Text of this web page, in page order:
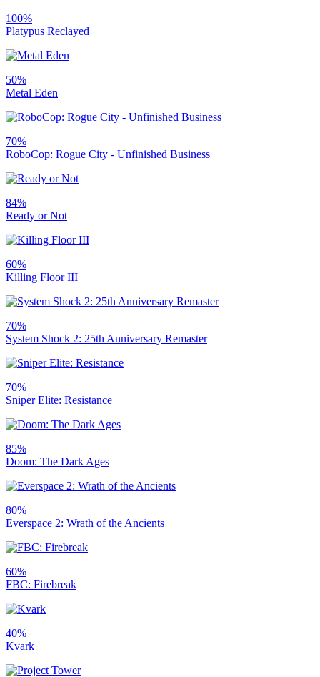
100%
Platypus Reclayed
50%
Metal Eden
70%
RoboCop: Rogue City - Unfinished Business
84%
Ready or Not
60%
Killing Floor III
70%
System Shock 2: 25th Anniversary Remaster
70%
Sniper Elite: Resistance
85%
Doom: The Dark Ages
80%
Everspace 2: Wrath of the Ancients
60%
FBC: Firebreak
40%
Kvark